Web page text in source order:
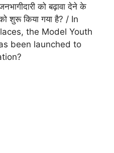
को बढ़ावा देने के
शुरू किया गया है? / In
the Model Youth
been launched to